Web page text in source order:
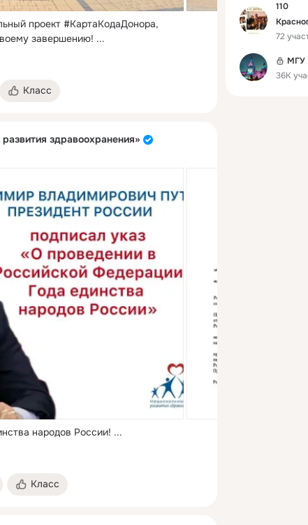
проект #КартаКодаДонора,
завершению! ...
Класс
здравоохранения»
народов России! ...
Класс
110
спец.
72
МГУ
36K